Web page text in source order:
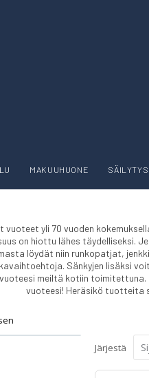
MAKUUHUONE SÄILYTYS
vuoteet yli 70 vuoden
on hiottu lähes täydelliseksi.
löydät niin runkopatjat,
Sänkyjen lisäksi
meiltä kotiin
vuoteesi! Heräsikö tuotteita
Järjestä